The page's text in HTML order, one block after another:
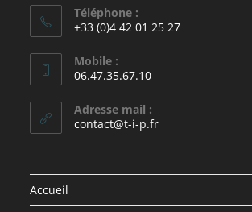
Téléphone :
+33 (0)4 42 01 25 27
Mobile :
06.47.35.67.10
Adresse mail :
contact@t-i-p.fr
Accueil